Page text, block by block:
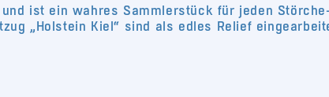
ist ein wahres Sammlerstück für jeden
„Holstein Kiel“ sind als edles Relief